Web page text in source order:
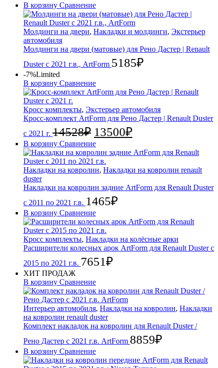
В корзину Сравнение
Молдинги на двери, Накладки и молдинги, Экстерьер
автомобиля
Молдинги на двери (матовые) для Рено Дастер | Renault
Duster с 2021 г.в., ArtForm 5185₽
-7%Limited
В корзину Сравнение
Кросс комплекты, Экстерьер автомобиля
Кросс-комплект ArtForm для Рено Дастер | Renault Duster
с 2021 г. 14528₽ 13500₽
В корзину Сравнение
Накладки на ковролин, Накладки на ковролин renault
duster
Накладки на ковролин задние ArtForm для Renault Duster
с 2011 по 2021 г.в. 1465₽
В корзину Сравнение
Кросс комплекты, Накладки на колёсные арки
Расширители колесных арок ArtForm для Renault Duster с
2015 по 2021 г.в. 7651₽
ХИТ ПРОДАЖ
В корзину Сравнение
Интерьер автомобиля, Накладки на ковролин, Накладки
на ковролин renault duster
Комплект накладок на ковролин для Renault Duster /
Рено Дастер с 2021 г.в. ArtForm 8859₽
В корзину Сравнение